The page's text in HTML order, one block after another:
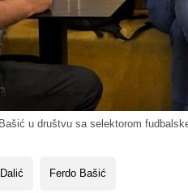
u društvu sa selektorom
Ferdo Bašić